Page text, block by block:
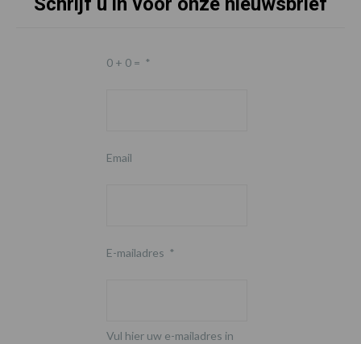
0 + 0 = *
Email
E-mailadres *
Vul hier uw e-mailadres in